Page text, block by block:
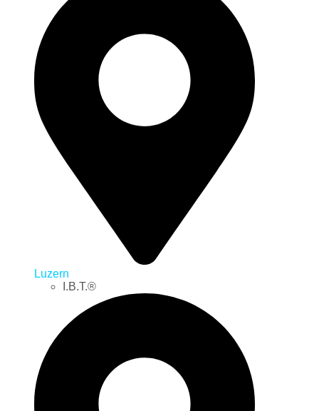
Luzern
I.B.T.®